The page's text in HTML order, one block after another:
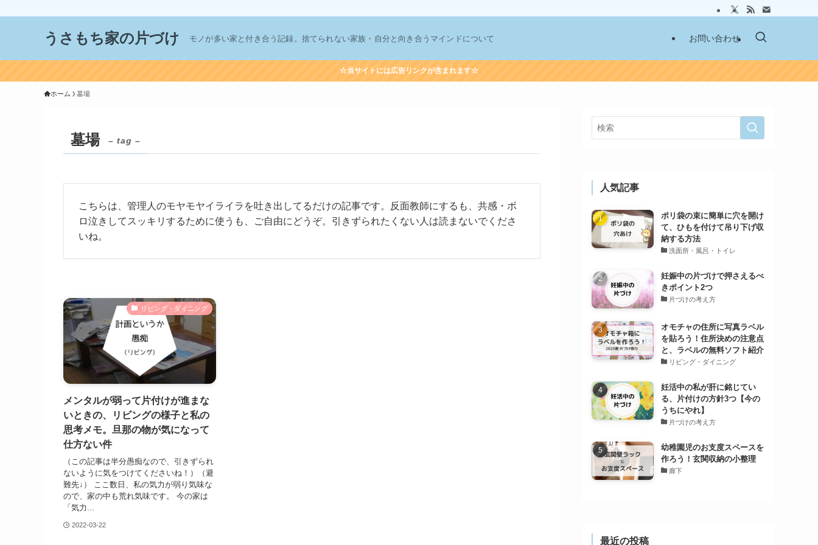
うさもち家の片づけ モノが多い家と付き合う記録。捨てられない家族・自分と向き合うマインドについて お問い合わせ
☆当サイトには広告リンクが含まれます☆
ホーム 墓場
墓場 – tag –
こちらは、管理人のモヤモヤイライラを吐き出してるだけの記事です。反面教師にするも、共感・ボ
ロ泣きしてスッキリするために使うも、ご自由にどうぞ。引きずられたくない人は読まないでくださ
いね。
リビング・ダイニング
メンタルが弱って片付けが進まな
いときの、リビングの様子と私の
思考メモ。旦那の物が気になって
仕方ない件
（この記事は半分愚痴なので、引きずられ
ないように気をつけてくださいね！）（避
難先↓） ここ数日、私の気力が弱り気味な
ので、家の中も荒れ気味です。 今の家は
「気力...
2022-03-22
人気記事
ポリ袋の束に簡単に穴を開け
て、ひもを付けて吊り下げ収
納する方法
洗面所・風呂・トイレ
妊娠中の片づけで押さえるべ
きポイント2つ
片づけの考え方
オモチャの住所に写真ラベル
を貼ろう！住所決めの注意点
と、ラベルの無料ソフト紹介
リビング・ダイニング
妊活中の私が肝に銘じてい
る、片付けの方針3つ【今の
うちにやれ】
片づけの考え方
幼稚園児のお支度スペースを
作ろう！玄関収納の小整理
廊下
最近の投稿